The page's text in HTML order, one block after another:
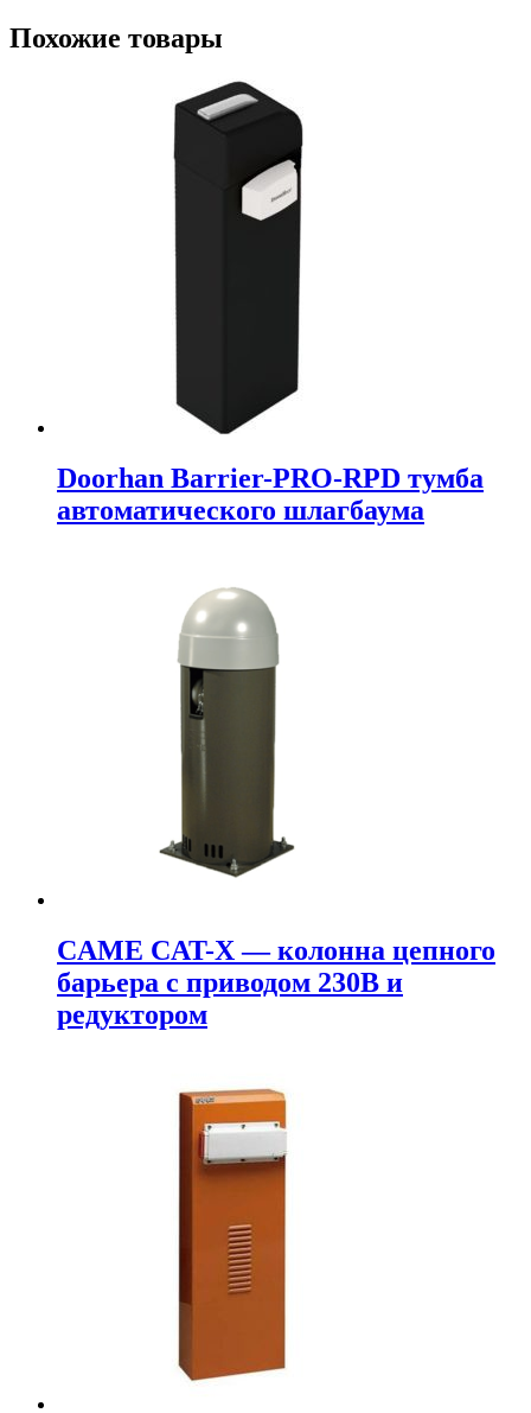
Похожие товары
Doorhan Barrier-PRO-RPD тумба
автоматического шлагбаума
CAME CAT-X — колонна цепного
барьера с приводом 230В и
редуктором